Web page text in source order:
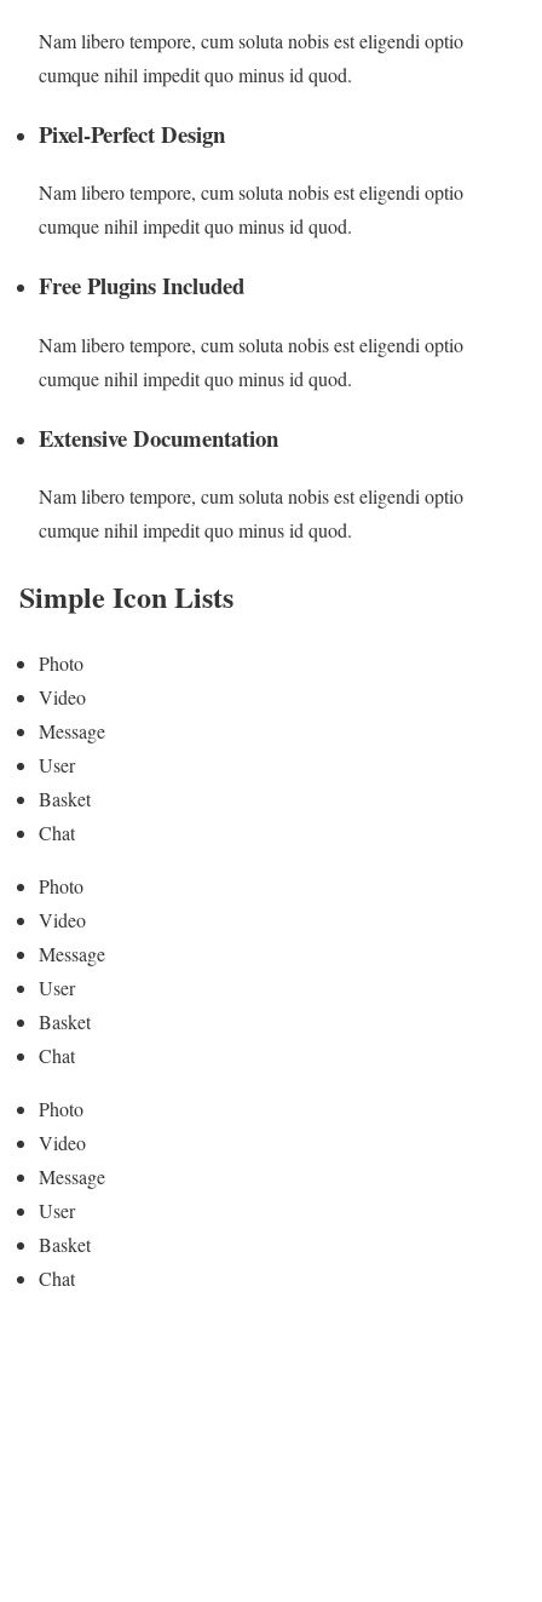
Nam libero tempore, cum soluta nobis est eligendi optio
cumque nihil impedit quo minus id quod.
Pixel-Perfect Design
Nam libero tempore, cum soluta nobis est eligendi optio
cumque nihil impedit quo minus id quod.
Free Plugins Included
Nam libero tempore, cum soluta nobis est eligendi optio
cumque nihil impedit quo minus id quod.
Extensive Documentation
Nam libero tempore, cum soluta nobis est eligendi optio
cumque nihil impedit quo minus id quod.
Simple Icon Lists
Photo
Video
Message
User
Basket
Chat
Photo
Video
Message
User
Basket
Chat
Photo
Video
Message
User
Basket
Chat